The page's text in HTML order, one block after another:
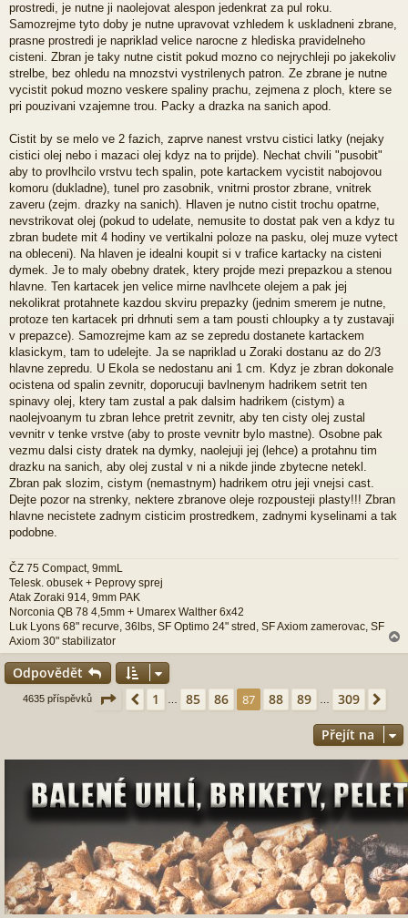
e
k
prostredi, je nutne ji naolejovat alespon jedenkrat za pul roku.
Samozrejme tyto doby je nutne upravovat vzhledem k uskladneni zbrane,
prasne prostredi je napriklad velice narocne z hlediska pravidelneho
cisteni. Zbran je taky nutne cistit pokud mozno co nejrychleji po jakekoliv
strelbe, bez ohledu na mnozstvi vystrilenych patron. Ze zbrane je nutne
vycistit pokud mozno veskere spaliny prachu, zejmena z ploch, ktere se
pri pouzivani vzajemne trou. Packy a drazka na sanich apod.
Cistit by se melo ve 2 fazich, zaprve nanest vrstvu cistici latky (nejaky
cistici olej nebo i mazaci olej kdyz na to prijde). Nechat chvili "pusobit"
aby to provlhcilo vrstvu tech spalin, pote kartackem vycistit nabojovou
komoru (dukladne), tunel pro zasobnik, vnitrni prostor zbrane, vnitrek
zaveru (zejm. drazky na sanich). Hlaven je nutno cistit trochu opatrne,
nevstrikovat olej (pokud to udelate, nemusite to dostat pak ven a kdyz tu
zbran budete mit 4 hodiny ve vertikalni poloze na pasku, olej muze vytect
na obleceni). Na hlaven je idealni koupit si v trafice kartacky na cisteni
dymek. Je to maly obebny dratek, ktery projde mezi prepazkou a stenou
hlavne. Ten kartacek jen velice mirne navlhcete olejem a pak jej
nekolikrat protahnete kazdou skviru prepazky (jednim smerem je nutne,
protoze ten kartacek pri drhnuti sem a tam pousti chloupky a ty zustavaji
v prepazce). Samozrejme kam az se zepredu dostanete kartackem
klasickym, tam to udelejte. Ja se napriklad u Zoraki dostanu az do 2/3
hlavne zepredu. U Ekola se nedostanu ani 1 cm. Kdyz je zbran dokonale
ocistena od spalin zevnitr, doporucuji bavlnenym hadrikem setrit ten
spinavy olej, ktery tam zustal a pak dalsim hadrikem (cistym) a
naolejvoanym tu zbran lehce pretrit zevnitr, aby ten cisty olej zustal
vevnitr v tenke vrstve (aby to proste vevnitr bylo mastne). Osobne pak
vezmu dalsi cisty dratek na dymky, naolejuji jej (lehce) a protahnu tim
drazku na sanich, aby olej zustal v ni a nikde jinde zbytecne netekl.
Zbran pak slozim, cistym (nemastnym) hadrikem otru jeji vnejsi cast.
Dejte pozor na strenky, nektere zbranove oleje rozpousteji plasty!!! Zbran
hlavne necistete zadnym cisticim prostredkem, zadnymi kyselinami a tak
podobne.
ČZ 75 Compact, 9mmL
Telesk. obusek + Peprovy sprej
Atak Zoraki 914, 9mm PAK
Norconia QB 78 4,5mm + Umarex Walther 6x42
Luk Lyons 68" recurve, 36lbs, SF Optimo 24" stred, SF Axiom zamerovac, SF
Axiom 30" stabilizator
a
Odpovědět
4635 příspěvků Stránka 87 z309
Předchozí
1 … 85 86 87 88 89 … 309
Přejít na